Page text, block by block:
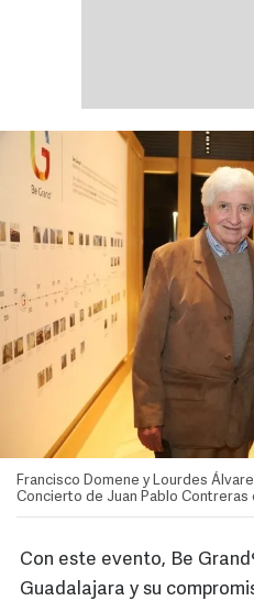
Francisco Domene y Lourdes
Concierto de Juan Pablo Contreras
Con este evento, Be
Guadalajara y su